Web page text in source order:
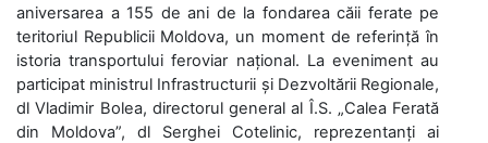
aniversarea a 155 de ani de la fondarea căii ferate pe
teritoriul Republicii Moldova, un moment de referință în
istoria transportului feroviar național. La eveniment au
participat ministrul Infrastructurii și Dezvoltării Regionale,
dl Vladimir Bolea, directorul general al Î.S. „Calea Ferată
din Moldova”, dl Serghei Cotelinic, reprezentanți ai